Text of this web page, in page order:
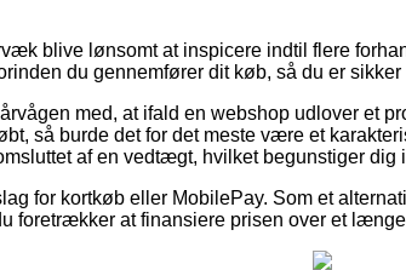
blive lønsomt at inspicere indtil flere
du gennemfører dit køb, så du er
med, at ifald en webshop udlover et
så burde det for det meste være et
af en vedtægt, hvilket begunstiger dig
for kortkøb eller MobilePay. Som et
foretrækker at finansiere prisen over et